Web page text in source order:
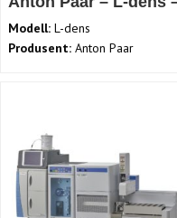
Modell: L-dens
Produsent: Anton Paar